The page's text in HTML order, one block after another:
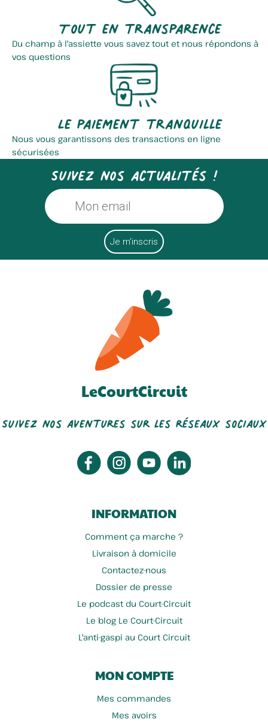
Tout en transparence
Du champ à l'assiette vous savez tout et nous répondons à
vos questions
Le paiement tranquille
Nous vous garantissons des transactions en ligne
sécurisées
Suivez nos actualités !
LeCourtCircuit
Suivez nos aventures sur les réseaux sociaux
INFORMATION
Comment ça marche ?
Livraison à domicile
Contactez-nous
Dossier de presse
Le podcast du Court-Circuit
Le blog Le Court-Circuit
L'anti-gaspi au Court Circuit
MON COMPTE
Mes commandes
Mes avoirs